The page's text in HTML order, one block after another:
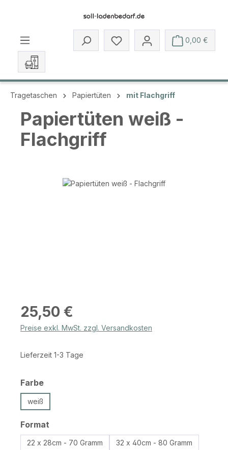
Du hast 0 Produkte auf dem
0,00 €
Tragetaschen Papiertüten mit Flachgriff
Papiertüten weiß -
Flachgriff
Bildergalerie überspringen
Regulärer Preis:
25,50 €
Preise exkl. MwSt. zzgl. Versandkosten
Lieferzeit 1-3 Tage
Farbeauswählen
weiß
Format
22 x 28cm - 70 Gramm
32 x 40cm - 80 Gramm